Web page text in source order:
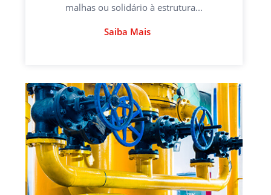
malhas ou solidário à estrutura...
Saiba Mais